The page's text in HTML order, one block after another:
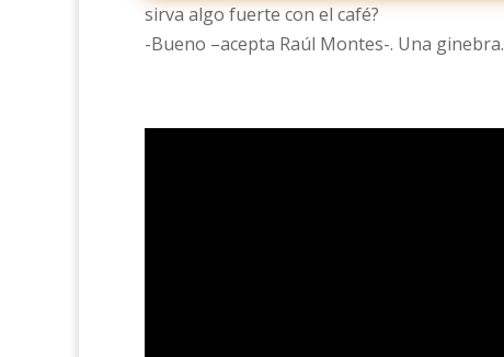
sirva algo fuerte con el café?
-Bueno –acepta Raúl Montes-. Una ginebra.